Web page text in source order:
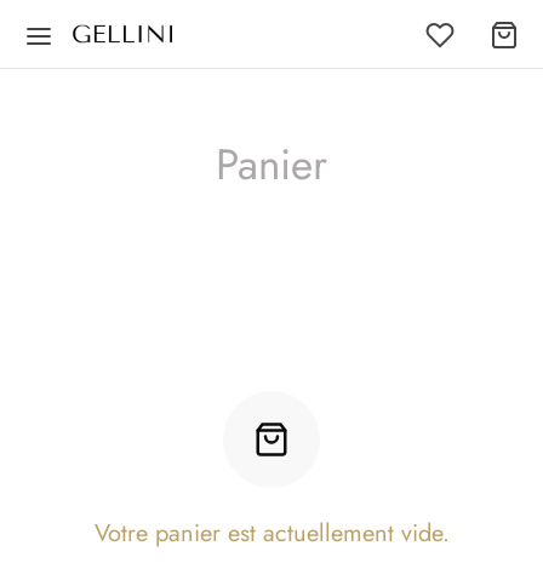
Panier
Votre panier est actuellement vide.